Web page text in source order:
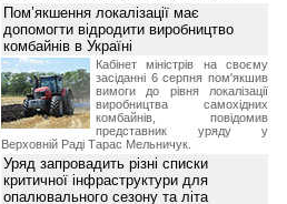
Пом’якшення локалізації має
допомогти відродити виробництво
комбайнів в Україні
Кабінет міністрів на своєму
засіданні 6 серпня пом'якшив
вимоги до рівня локалізації
виробництва самохідних
комбайнів, повідомив
представник уряду у
Верховній Раді Тарас Мельничук.
Уряд запровадить різні списки
критичної інфраструктури для
опалювального сезону та літа